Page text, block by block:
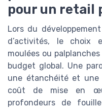
pour un retail
Lors du
d’activités, le choix
moulées ou
budget global. Une
une étanchéité et une
coût de mise en
profondeurs de